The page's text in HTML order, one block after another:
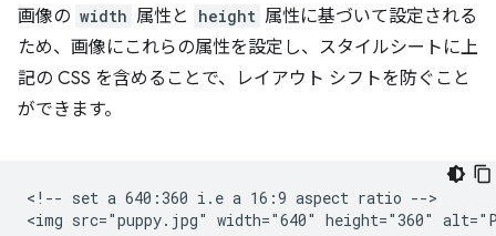
画像の width 属性と height 属性に基づいて設定される
ため、画像にこれらの属性を設定し、スタイルシートに上
記の CSS を含めることで、レイアウト シフトを防ぐこと
ができます。
<!-- set a 640:360 i.e a 16:9 aspect ratio -->